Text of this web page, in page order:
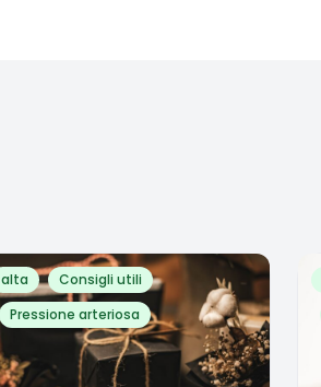
alta
Consigli utili
Pressione arteriosa